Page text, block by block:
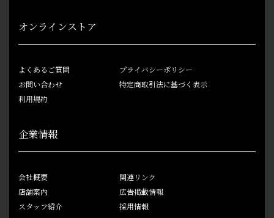
オンラインストア
よくあるご質問
お問い合わせ
利用規約
プライバシーポリシー
特定商取引法に基づく表示
企業情報
会社概要
店舗案内
スタッフ紹介
関連リンク
広告掲載情報
採用情報